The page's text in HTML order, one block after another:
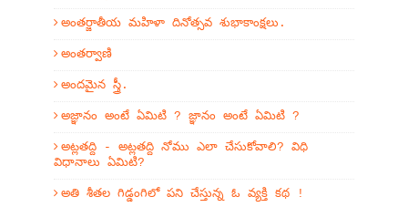
అంతర్జాతీయ మహిళా దినోత్సవ శుభాకాంక్షలు.
అంతర్వాణి
అందమైన స్త్రీ.
అజ్ఞానం అంటే ఏమిటి ? జ్ఞానం అంటే ఏమిటి ?
అట్లతద్ది - అట్లతద్ది నోము ఎలా చేసుకోవాలి? విధి
విధానాలు ఏమిటి?
అతి శీతల గిడ్డంగిలో పని చేస్తున్న ఓ వ్యక్తి కథ !